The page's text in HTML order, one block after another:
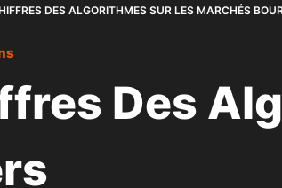
DES ALGORITHMES SUR LES MARCHÉS
Des